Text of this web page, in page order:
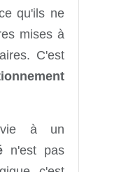
qu'ils ne
mises à
C'est
vie à un
n'est pas